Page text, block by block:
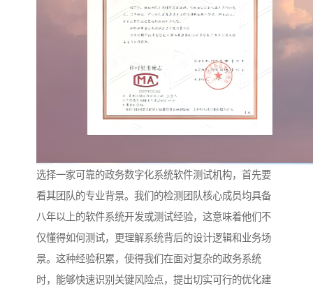
选择一家可靠的政务数字化系统软件测试机构，首先要
看其团队的专业背景。我们的检测团队核心成员均具备
八年以上的软件系统开发或测试经验，这意味着他们不
仅懂得如何测试，更理解系统背后的设计逻辑和业务场
景。这种经验积累，使得我们在面对复杂的政务系统
时，能够快速识别关键风险点，提出切实可行的优化建